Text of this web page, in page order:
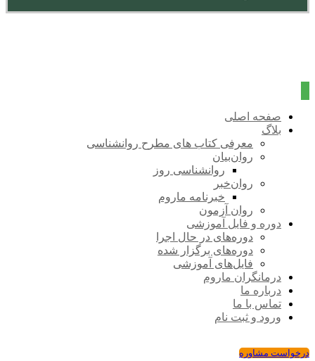
صفحه اصلی
بلاگ
معرفی کتاب های مطرح روانشناسی
روان‌بیان
روانشناسی روز
روان‌خبر
خبرنامه ماروم
روان آزمون
دوره و فایل آموزشی
دوره‌های در حال اجرا
دوره‌های برگزار شده
فایل‌های آموزشی
درمانگران ماروم
درباره ما
تماس با ما
ورود و ثبت نام
درخواست مشاوره